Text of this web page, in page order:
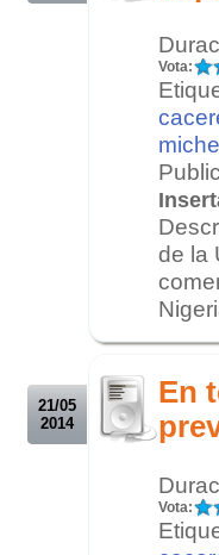
Vota:
de la
21/05
2014
En
Vota: